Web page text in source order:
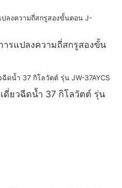
ารแปลงความถี่สกรูสองขั้น
ดี่ยวฉีดน้ำ 37 กิโลวัตต์ รุ่น